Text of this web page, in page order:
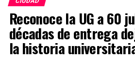
Reconoce la UG a 60
décadas de entrega
la historia